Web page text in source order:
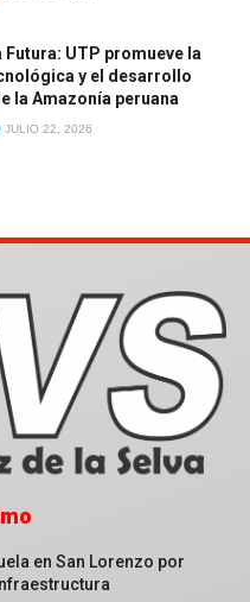
Futura: UTP promueve la
y el desarrollo
la Amazonía peruana
JULIO 22, 2026
en San Lorenzo por